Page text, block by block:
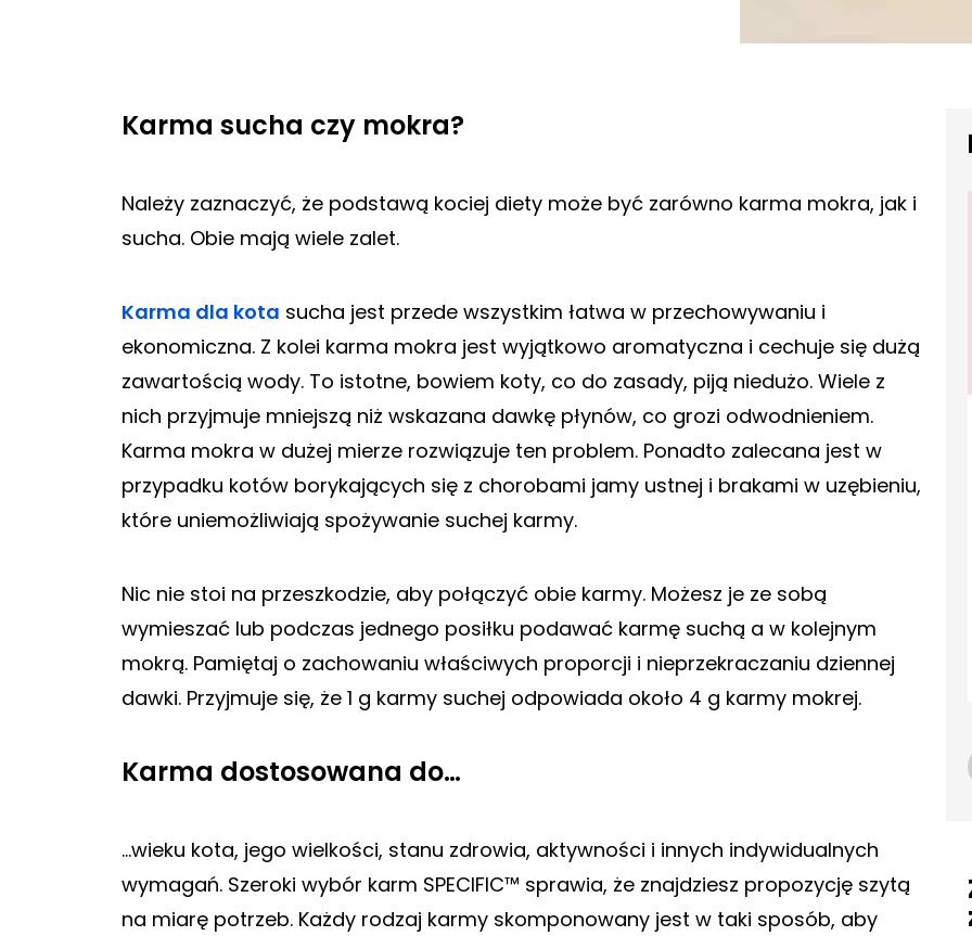
Karma sucha czy mokra?
Należy zaznaczyć, że podstawą kociej diety może być zarówno karma mokra, jak i
sucha. Obie mają wiele zalet.
Karma dla kota sucha jest przede wszystkim łatwa w przechowywaniu i
ekonomiczna. Z kolei karma mokra jest wyjątkowo aromatyczna i cechuje się dużą
zawartością wody. To istotne, bowiem koty, co do zasady, piją niedużo. Wiele z
nich przyjmuje mniejszą niż wskazana dawkę płynów, co grozi odwodnieniem.
Karma mokra w dużej mierze rozwiązuje ten problem. Ponadto zalecana jest w
przypadku kotów borykających się z chorobami jamy ustnej i brakami w uzębieniu,
które uniemożliwiają spożywanie suchej karmy.
Nic nie stoi na przeszkodzie, aby połączyć obie karmy. Możesz je ze sobą
wymieszać lub podczas jednego posiłku podawać karmę suchą a w kolejnym
mokrą. Pamiętaj o zachowaniu właściwych proporcji i nieprzekraczaniu dziennej
dawki. Przyjmuje się, że 1 g karmy suchej odpowiada około 4 g karmy mokrej.
Karma dostosowana do…
…wieku kota, jego wielkości, stanu zdrowia, aktywności i innych indywidualnych
wymagań. Szeroki wybór karm SPECIFIC™ sprawia, że znajdziesz propozycję szytą
na miarę potrzeb. Każdy rodzaj karmy skomponowany jest w taki sposób, aby